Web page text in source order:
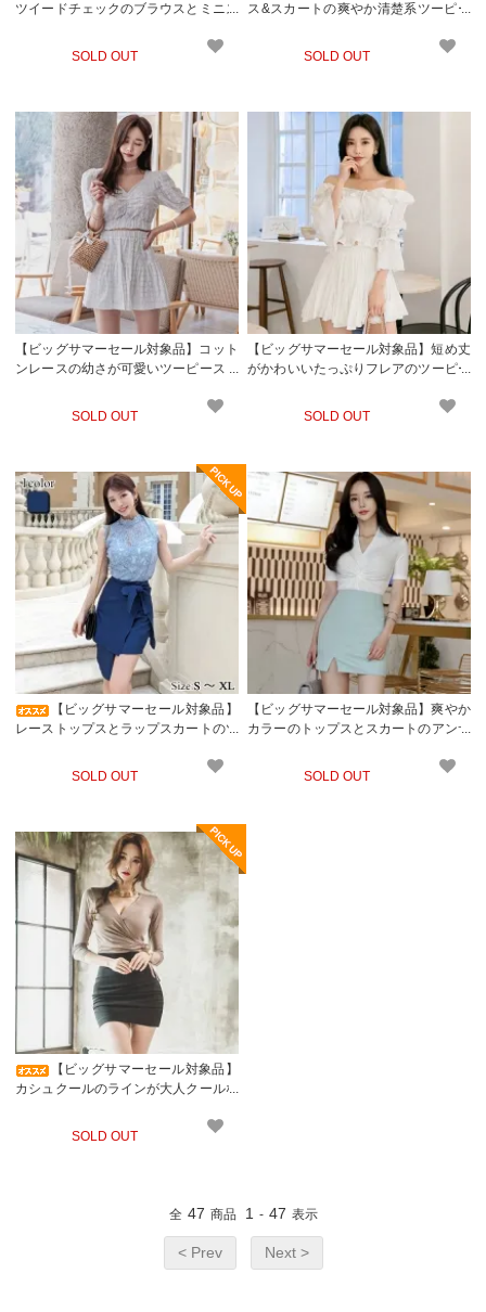
ツイードチェックのブラウスとミニス
レス・CABARETDRESS)
SOLD OUT
ス&スカートの爽やか清楚系ツーピー
SOLD OUT
【ビッグサマーセール対象品】コット
ンレースの幼さが可愛いツーピースド
SOLD OUT
【ビッグサマーセール対象品】短め丈
がかわいいたっぷりフレアのツーピー
SOLD OUT
【ビッグサマーセール対象品】
レーストップスとラップスカートのツ
RETDRESS)
SOLD OUT
【ビッグサマーセール対象品】爽やか
カラーのトップスとスカートのアンサ
ETDRESS)
SOLD OUT
【ビッグサマーセール対象品】
カシュクールのラインが大人クールな
BARETDRESS)
SOLD OUT
全 47 商品 1 - 47 表示
< Prev Next >